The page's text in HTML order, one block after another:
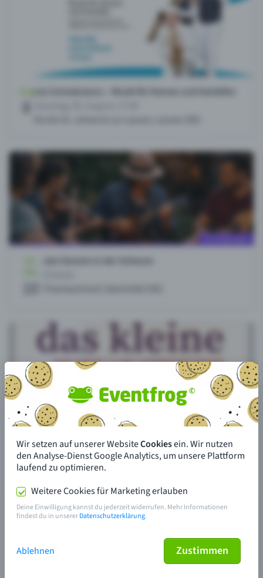
Wir setzen auf unserer WebsiteCookiesein. Wir nutzen
den Analyse-Dienst Google Analytics, um unsere Plattform
laufend zu optimieren.
Weitere Cookies für Marketing erlauben
Deine Einwilligung kannst du jederzeit widerrufen. Mehr Informationen
findest du in unsererDatenschutzerklärung.
Ablehnen Zustimmen